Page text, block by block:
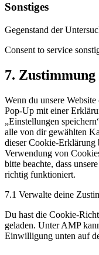
Sonstiges
Gegenstand der
Consent to service
7. Zustimmung
Wenn du unsere
Pop-Up mit einer
„Einstellungen
alle von dir gewählten
dieser Cookie-Erklärung
Verwendung von
bitte beachte, dass
richtig funktioniert.
7.1 Verwalte deine
Du hast die Cookie-
geladen. Unter AMP
Einwilligung unten auf